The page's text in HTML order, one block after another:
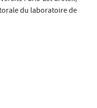
du laboratoire de